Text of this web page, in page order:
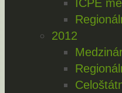
ICPE
2012